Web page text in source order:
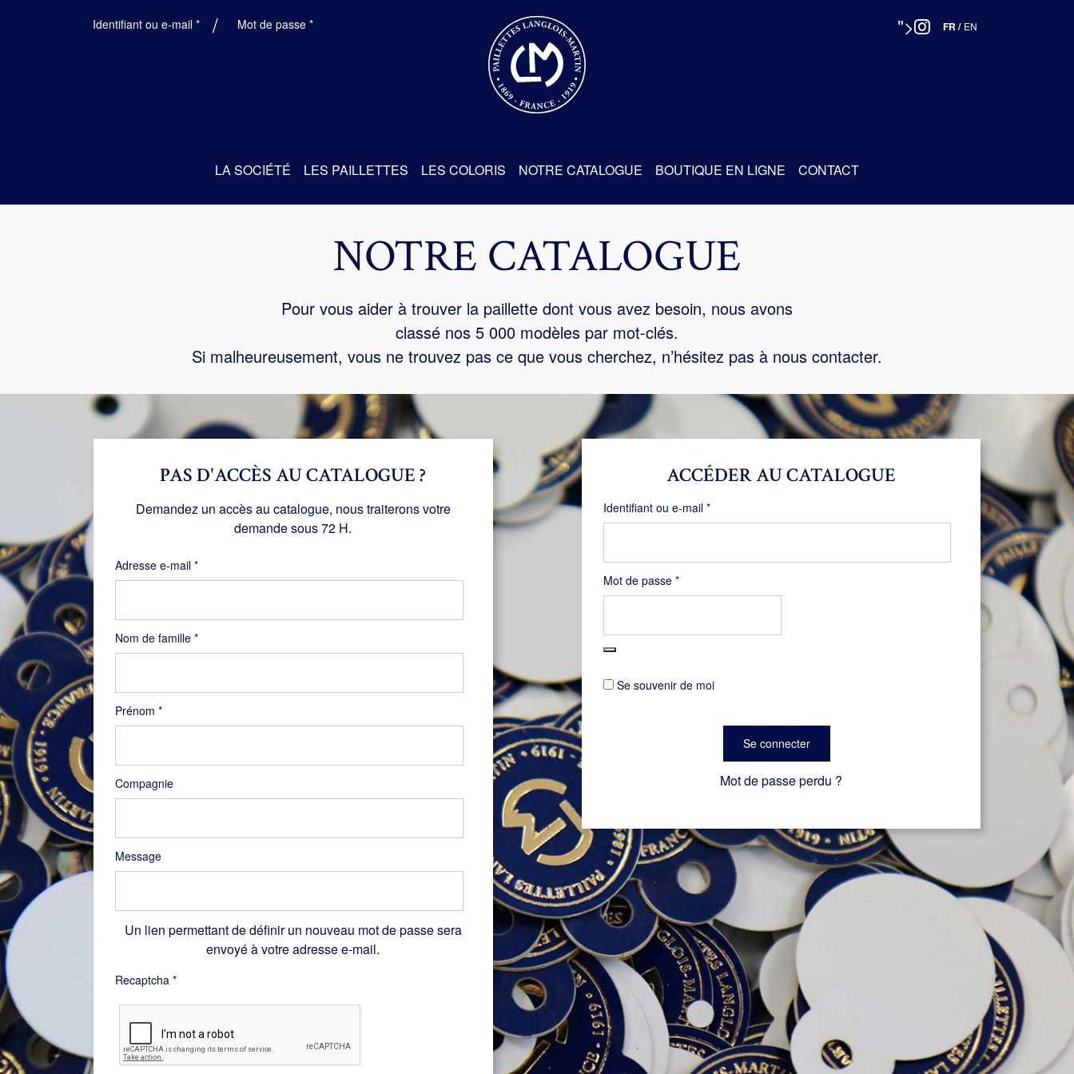
Identifiant ou e-mail *ObligatoireMot de passe *Obligatoire "> FR / EN
LA SOCIÉTÉ LES PAILLETTES LES COLORIS NOTRE CATALOGUE BOUTIQUE EN LIGNE CONTACT
NOTRE CATALOGUE
Pour vous aider à trouver la paillette dont vous avez besoin, nous avons
classé nos 5 000 modèles par mot-clés.
Si malheureusement, vous ne trouvez pas ce que vous cherchez, n’hésitez pas à nous contacter.
ACCÉDER AU CATALOGUE
Identifiant ou e-mail *Obligatoire
Mot de passe *Obligatoire
Se souvenir de moi
Se connecter
Mot de passe perdu ?
Nom de famille *
Prénom *
Compagnie
Message
PAS D'ACCÈS AU CATALOGUE ?
Demandez un accès au catalogue, nous traiterons votre
demande sous 72 H.
Adresse e-mail *Obligatoire
Un lien permettant de définir un nouveau mot de passe sera
envoyé à votre adresse e-mail.
Recaptcha *